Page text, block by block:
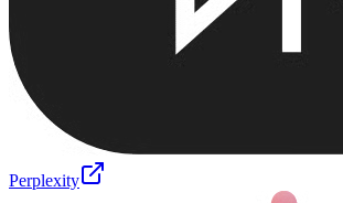
Perplexity